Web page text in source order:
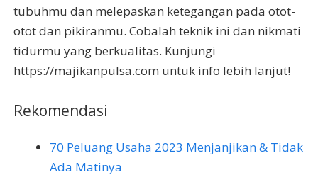
tubuhmu dan melepaskan ketegangan pada otot-
otot dan pikiranmu. Cobalah teknik ini dan nikmati
tidurmu yang berkualitas. Kunjungi
https://majikanpulsa.com untuk info lebih lanjut!
Rekomendasi
70 Peluang Usaha 2023 Menjanjikan & Tidak
Ada Matinya